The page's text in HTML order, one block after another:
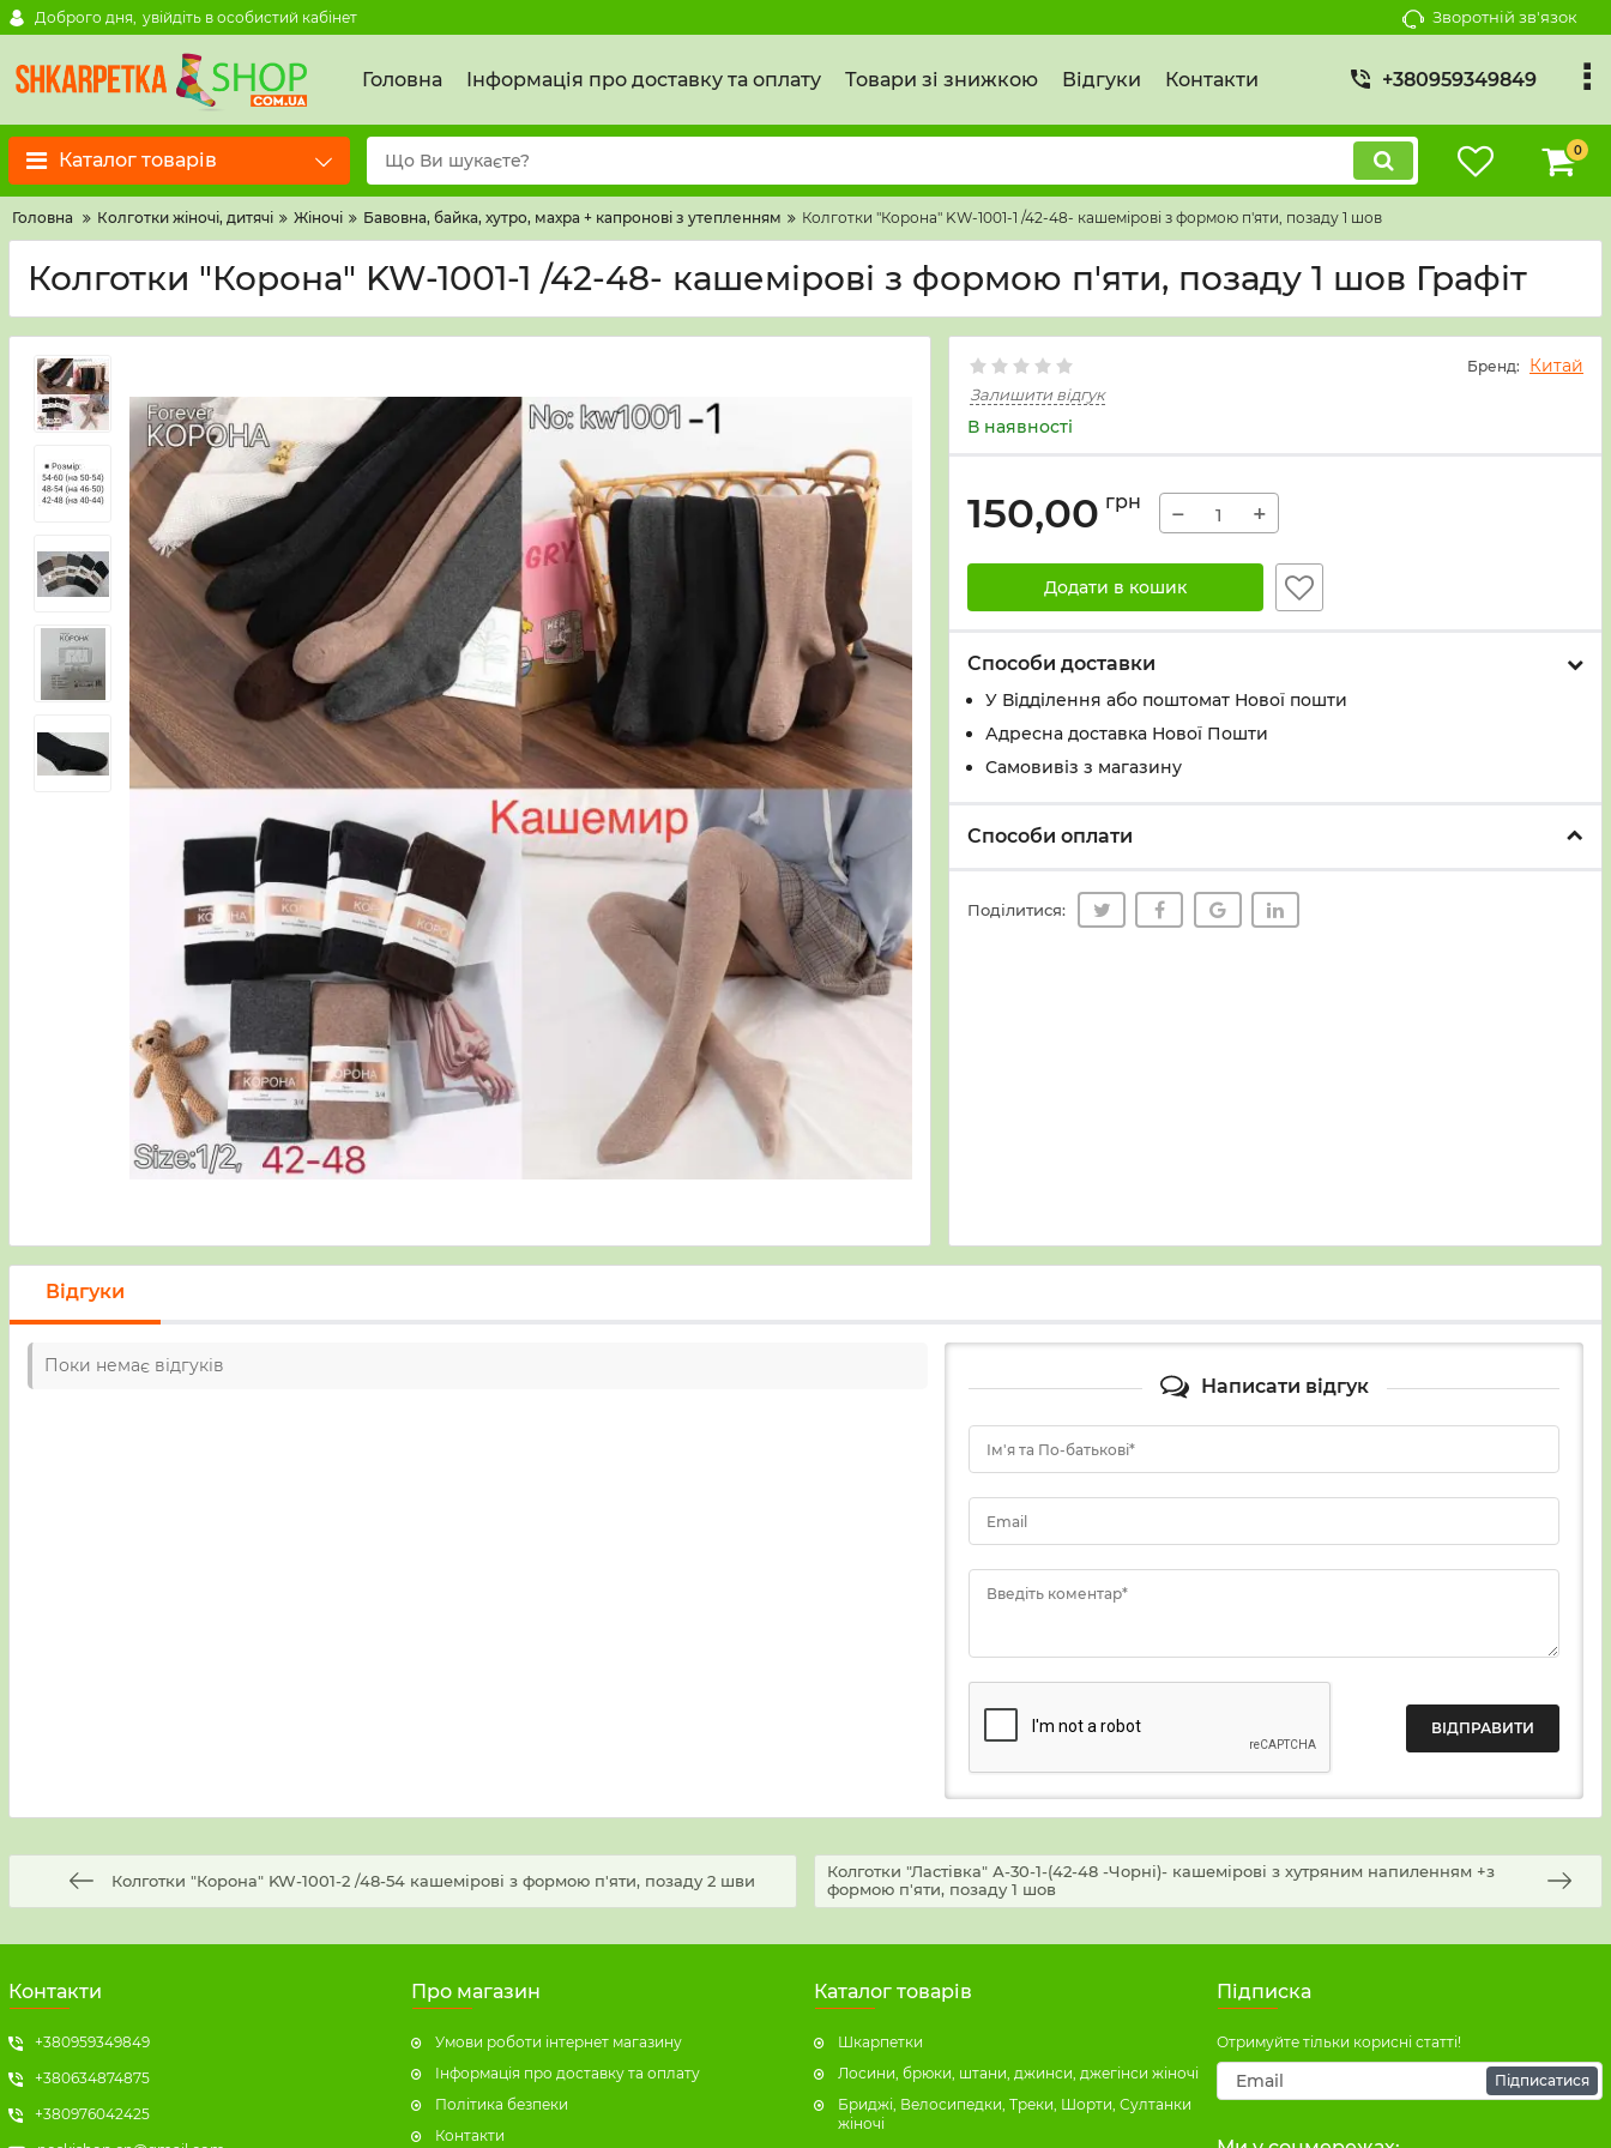
Доброго дня, увійдіть в особистий кабінет Зворотній зв'язок
Головна Інформація про доставку та оплату Товари зі знижкою Відгуки Контакти +380959349849
Каталог товарів 0
Головна Колготки жіночі, дитячі Жіночі Бавовна, байка, хутро, махра + капронові з утепленням Колготки "Корона" KW-1001-1 /42-48- кашемірові з формою п'яти, позаду 1 шов
Колготки "Корона" KW-1001-1 /42-48- кашемірові з формою п'яти, позаду 1 шов Графіт
Бренд: Китай
Залишити відгук
В наявності
150,00 грн − +
Додати в кошик
Способи доставки
У Вiддiлення або поштомат Нової пошти
Адресна доставка Нової Пошти
Самовивіз з магазину
Способи оплати
Поділитися:
Відгуки
Поки немає відгуків
Написати відгук
Ім'я та По-батькові*
Email
Введіть коментар*
Колготки "Корона" KW-1001-2 /48-54 кашемірові з формою п'яти, позаду 2 шви
Колготки "Ластівка" А-30-1-(42-48 -Чорні)- кашемірові з хутряним напиленням +з
формою п'яти, позаду 1 шов
Контакти
+380959349849
+380634874875
+380976042425
Про магазин
Умови роботи інтернет магазину
Інформація про доставку та оплату
Політика безпеки
Контакти
Каталог товарів
Шкарпетки
Лосини, брюки, штани, джинси, джегінси жіночі
Бриджі, Велосипедки, Треки, Шорти, Султанки
жіночі
Підписка
Отримуйте тільки корисні статті!
Підписатися